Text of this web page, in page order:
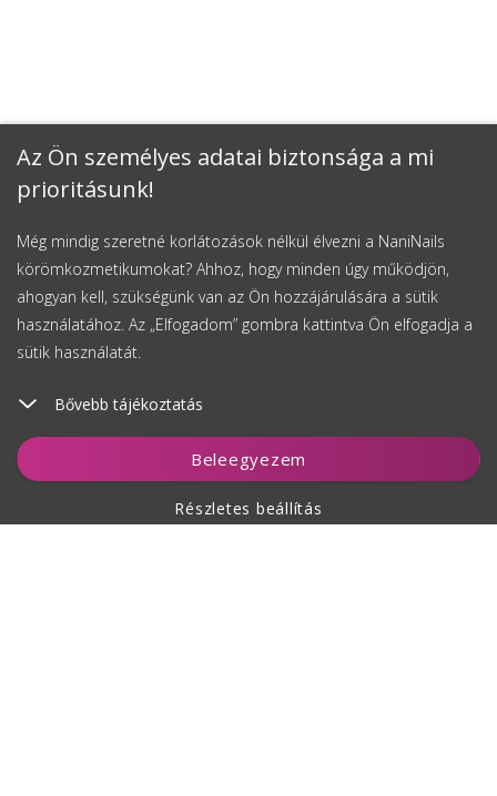
Az Ön személyes adatai biztonsága a mi
prioritásunk!
Még mindig szeretné korlátozások nélkül élvezni a NaniNails
körömkozmetikumokat? Ahhoz, hogy minden úgy működjön,
ahogyan kell, szükségünk van az Ön hozzájárulására a sütik
használatához. Az „Elfogadom” gombra kattintva Ön elfogadja a
sütik használatát.
Bővebb tájékoztatás
Beleegyezem
Részletes beállítás
Kosárhoz ad